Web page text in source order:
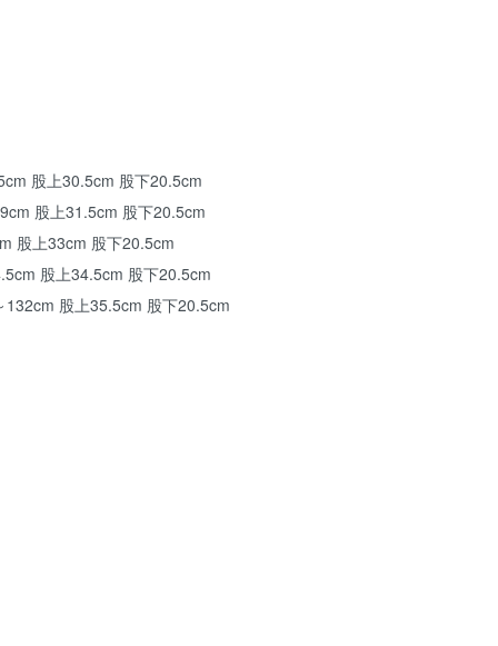
股上30.5cm 股下20.5cm
股上31.5cm 股下20.5cm
股上33cm 股下20.5cm
股上34.5cm 股下20.5cm
132cm 股上35.5cm 股下20.5cm